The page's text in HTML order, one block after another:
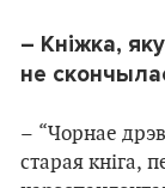
– Кніжка,
не
– “Чорнае
старая кніга,